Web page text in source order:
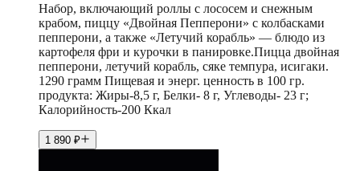
Набор, включающий роллы с лососем и снежным
крабом, пиццу «Двойная Пепперони» с колбасками
пепперони, а также «Летучий корабль» — блюдо из
картофеля фри и курочки в панировке.Пицца двойная
пепперони, летучий корабль, сяке темпура, исигаки.
1290 грамм Пищевая и энерг. ценность в 100 гр.
продукта: Жиры-8,5 г, Белки- 8 г, Углеводы- 23 г;
Калорийность-200 Ккал
1 890 ₽